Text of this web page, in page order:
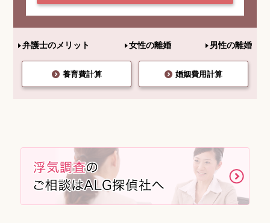
弁護士のメリット 女性の離婚 男性の離婚
養育費計算 婚姻費用計算